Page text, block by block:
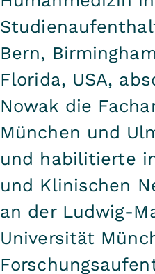
Bern,
Florida, USA,
Nowak die
München und
und habilitierte
und Klinischen
an der Ludwig-
Universität